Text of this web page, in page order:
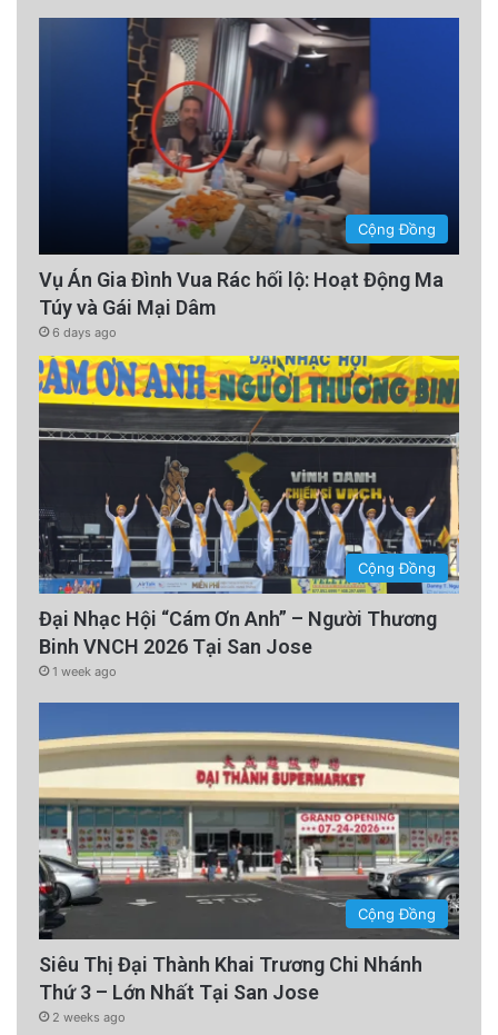
Cộng Đồng
Vụ Án Gia Đình Vua Rác hối lộ: Hoạt Động Ma
Túy và Gái Mại Dâm
6 days ago
Cộng Đồng
Đại Nhạc Hội “Cám Ơn Anh” – Người Thương
Binh VNCH 2026 Tại San Jose
1 week ago
Cộng Đồng
Siêu Thị Đại Thành Khai Trương Chi Nhánh
Thứ 3 – Lớn Nhất Tại San Jose
2 weeks ago